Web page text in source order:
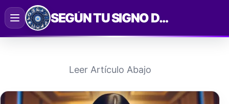
Saltar
al
contenido
SEGÚN TU SIGNO DEL ZODIACO
Leer Artículo Abajo